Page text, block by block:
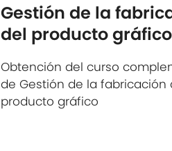
Gestión de la
del producto gráfico
Obtención del curso
de Gestión de la fabricación
producto gráfico